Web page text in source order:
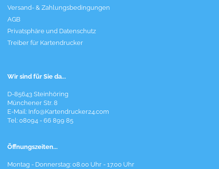
Versand- & Zahlungsbedingungen
AGB
Privatsphäre und Datenschutz
Treiber für Kartendrucker
Wir sind für Sie da...
D-85643 Steinhöring
Münchener Str. 8
E-Mail: Info@Kartendrucker24.com
Tel: 08094 - 66 899 85
Öffnungszeiten...
Montag - Donnerstag: 08.00 Uhr - 17.00 Uhr